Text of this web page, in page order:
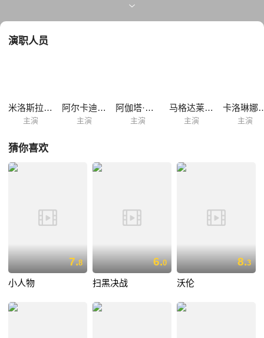
演职人员
米洛斯拉夫·哈尼斯泽斯基
主演
阿尔卡迪乌什·雅库比克
主演
阿伽塔·库莱沙
主演
马格达莱纳·珀拉斯佳
主演
卡洛琳
主演
猜你喜欢
7.8
小人物
6.0
扫黑决战
8.3
沃伦